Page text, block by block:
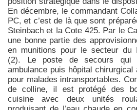
En décembre, le commandant
PC, et c’est de là que sont
Steinbach et la Cote 425. Par le
une bonne partie des
en munitions pour le secteur du
(2). Le poste de secours qui
ambulance puis hôpital
pour malades intransportables.
de colline, il est protégé des
cuisine avec deux unités